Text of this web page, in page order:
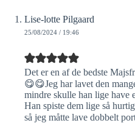
Lise-lotte Pilgaard
25/08/2024 / 19:46
Det er en af de bedste
😋😋Jeg har lavet den
mindre skulle han lige have
Han spiste dem lige så
så jeg måtte lave dobbelt